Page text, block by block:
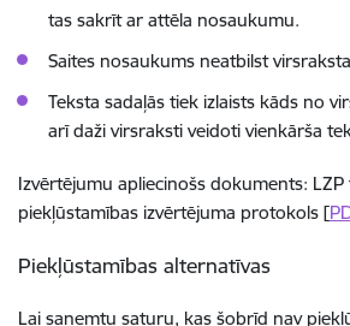
tas sakrīt ar attēla nosaukumu.
Saites nosaukums neatbilst
Teksta sadaļās tiek izlaists kāds no
arī daži virsraksti veidoti vienkārša
Izvērtējumu apliecinošs dokuments:
piekļūstamības izvērtējuma protokols [
Piekļūstamības alternatīvas
Lai saņemtu saturu, kas šobrīd nav